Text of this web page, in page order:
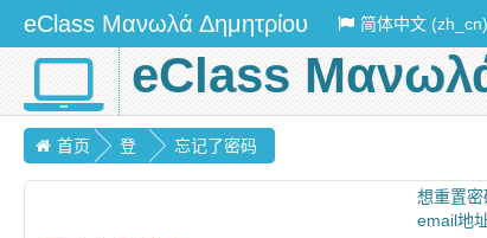
eClass Μανωλά Δημητρίου 简体中文 (zh_cn)
eClass
首页
登
录
忘记了密码
想重置
email地